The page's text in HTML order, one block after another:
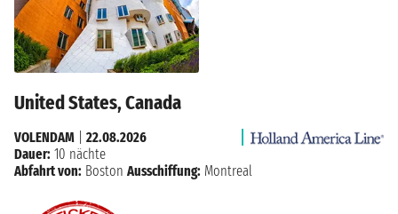
United States, Canada
VOLENDAM
22.08.2026
Dauer: 10 nächte
Abfahrt von: Boston Ausschiffung: Montreal